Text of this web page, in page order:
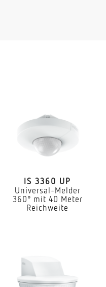
Parkhaus /
Innenbereich
IS 3360 UP
Universal-Melder
360° mit 40 Meter
Reichweite